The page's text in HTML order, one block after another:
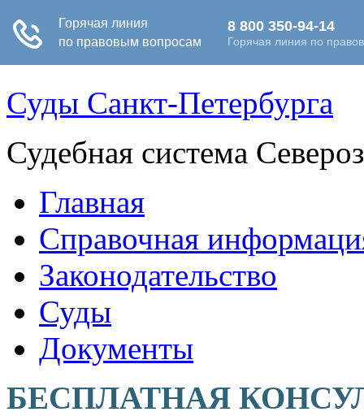
Суды Санкт-Петербурга
Судебная система
Главная
Справочная
Законодательство
Суды
Документы
БЕСПЛАТНАЯ